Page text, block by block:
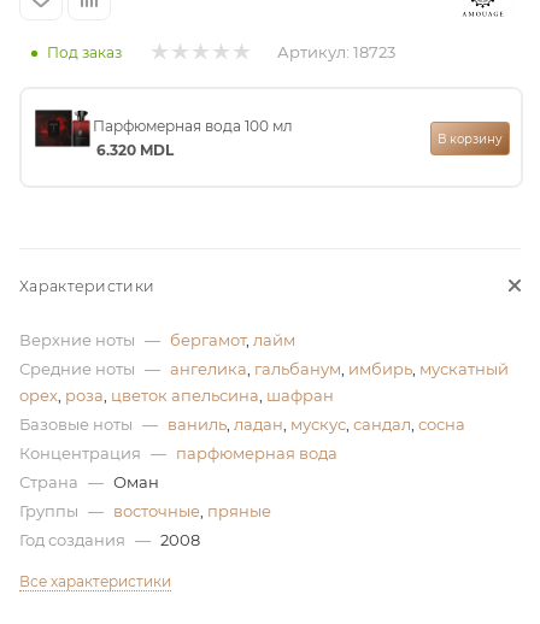
сертификат
Под заказ Артикул: 18723
Парфюмерная вода 100 мл
6.320 MDL
В корзину
Характеристики
Верхние ноты — бергамот, лайм
Средние ноты — ангелика гальбанум имбирь мускатный
орех роза цветок апельсина шафран
Базовые ноты — ваниль ладан мускус сандал сосна
Концентрация — парфюмерная вода
Страна — Оман
Группы — восточные пряные
Год создания — 2008
Все характеристики